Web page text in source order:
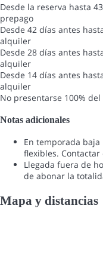
Desde la reserva hasta
prepago
Desde 42 días antes
alquiler
Desde 28 días antes
alquiler
Desde 14 días antes
alquiler
No presentarse 100%
Notas adicionales
En temporada
flexibles.
Llegada fuera de
de abonar la
Mapa y distancias